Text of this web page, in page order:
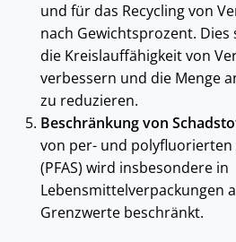
und für das Recycling von
nach Gewichtsprozent.
die Kreislauffähigkeit von
verbessern und die Menge
zu reduzieren.
Beschränkung von
von per- und polyfluorierten
(PFAS) wird insbesondere in
Lebensmittelverpackungen
Grenzwerte beschränkt.